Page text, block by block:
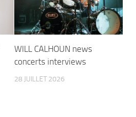
WILL CALHOUN news
concerts interviews
28 JUILLET 2026